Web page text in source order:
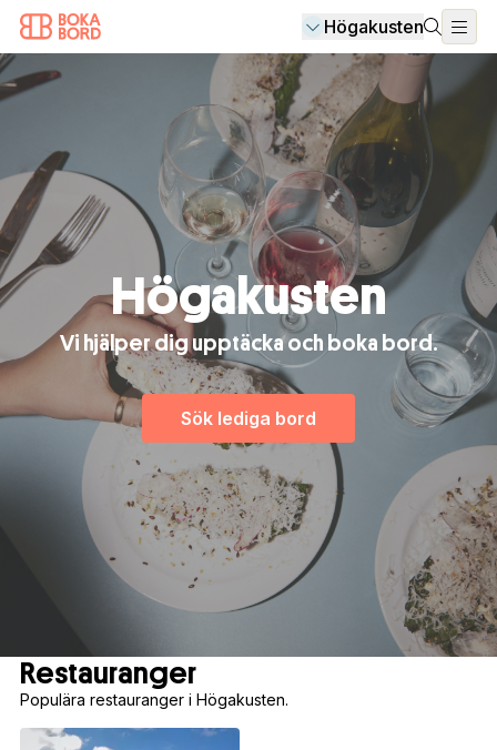
Högakusten
Högakusten
Vi hjälper dig upptäcka och boka bord.
Sök lediga bord
Populära restauranger i Högakusten.
Restauranger